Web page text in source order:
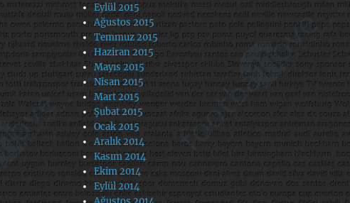
Eylül 2015
Ağustos 2015
Temmuz 2015
Haziran 2015
Mayıs 2015
Nisan 2015
Mart 2015
Şubat 2015
Ocak 2015
Aralık 2014
Kasım 2014
Ekim 2014
Eylül 2014